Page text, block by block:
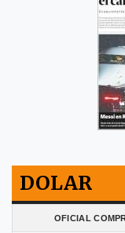
DOLAR
OFICIAL